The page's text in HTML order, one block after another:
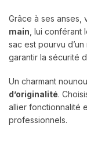
Grâce à ses anses,
main , lui conférant
sac est pourvu
garantir la sécurité
Un charmant
d’originalité.
allier fonctionnalité
professionnels.